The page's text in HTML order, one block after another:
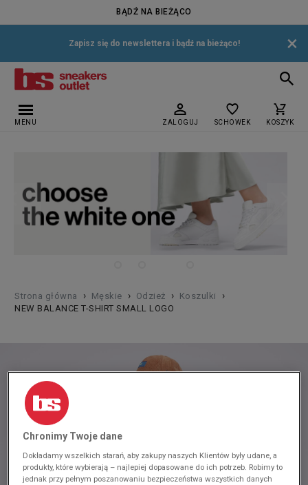
BĄDŹ NA BIEŻĄCO
Zapisz się do newslettera i bądź na bieżąco! ×
MENU ZALOGUJ SCHOWEK KOSZYK
Strona główna › Męskie › Odzież › Koszulki ›
NEW BALANCE T-SHIRT SMALL LOGO
Chronimy Twoje dane
Dokładamy wszelkich starań, aby zakupy naszych Klientów były udane, a
produkty, które wybierają – najlepiej dopasowane do ich potrzeb. Robimy to
jednak przy pełnym poszanowaniu bezpieczeństwa wszystkich danych